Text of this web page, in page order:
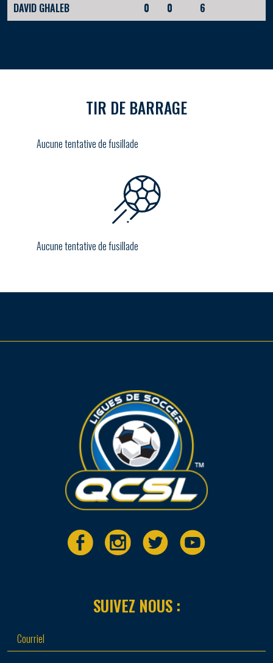
DAVID GHALEB
0 0 6
TIR DE BARRAGE
Aucune tentative de fusillade
Aucune tentative de fusillade
SUIVEZ NOUS :